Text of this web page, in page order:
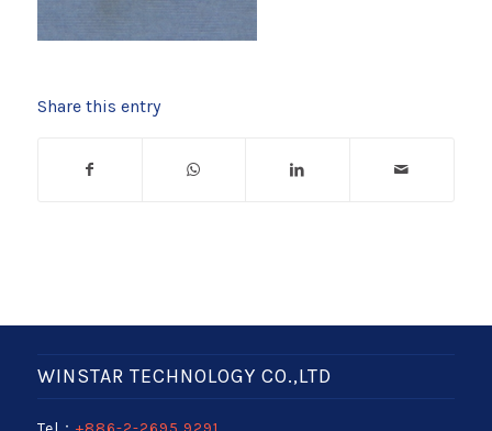
Share this entry
WINSTAR TECHNOLOGY CO.,LTD